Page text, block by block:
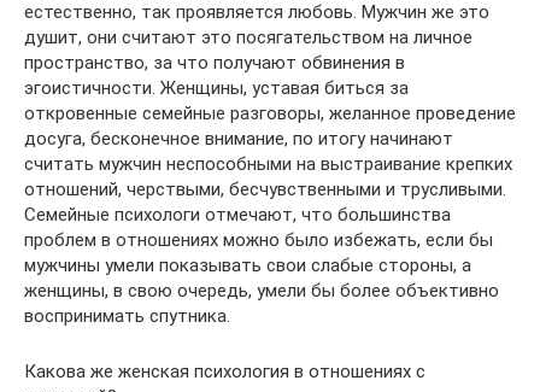
естественно, так проявляется любовь. Мужчин же это
душит, они считают это посягательством на личное
пространство, за что получают обвинения в
эгоистичности. Женщины, уставая биться за
откровенные семейные разговоры, желанное проведение
досуга, бесконечное внимание, по итогу начинают
считать мужчин неспособными на выстраивание крепких
отношений, черствыми, бесчувственными и трусливыми.
Семейные психологи отмечают, что большинства
проблем в отношениях можно было избежать, если бы
мужчины умели показывать свои слабые стороны, а
женщины, в свою очередь, умели бы более объективно
воспринимать спутника.
Какова же женская психология в отношениях с